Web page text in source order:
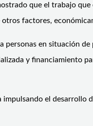
que el trabajo
factores,
personas en situación
y financiamiento
el